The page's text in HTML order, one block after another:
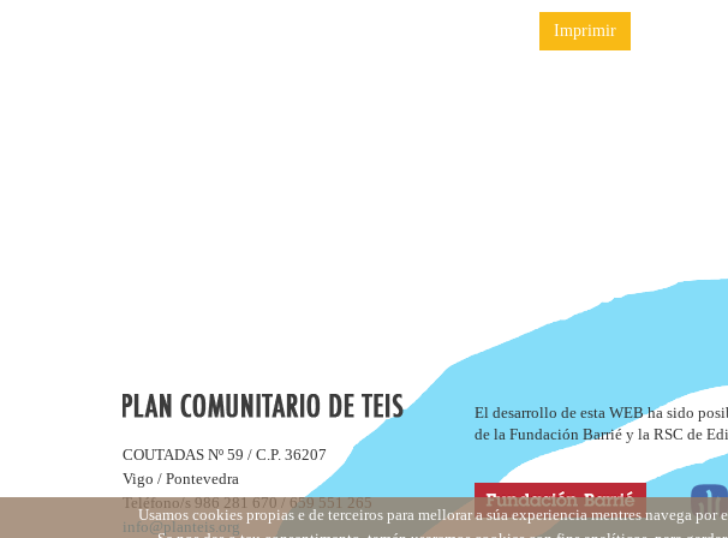
Imprimir
COUTADAS Nº 59 / C.P. 36207
Vigo / Pontevedra
Teléfono/s 986 281 670 / 659 551 265
info@planteis.org
El desarrollo de esta WEB ha sido
de la Fundación Barrié y la RSC de
Usamos cookies propias e de terceiros para mellorar a súa experiencia mentres navega